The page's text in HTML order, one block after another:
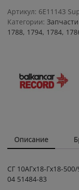
500/90
1784.33.18.19
01.00.00
51484-
83
Артикул: 6E11143
Категории:
1788, 1794, 1784,
Описание
СГ 10АГх18-Гх18-
04 51484-83